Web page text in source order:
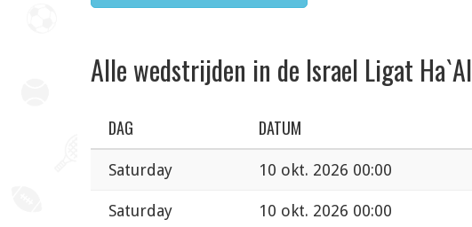
Alle wedstrijden in de Israel Ligat Ha`Al
DAG DATUM
Saturday 10 okt. 2026 00:00
Saturday 10 okt. 2026 00:00